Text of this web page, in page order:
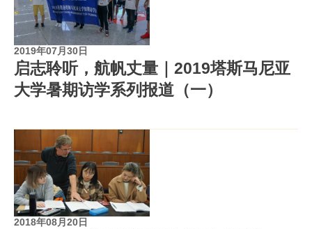
2019年07月30日
启志聆听，航帆丈量｜2019塔斯马尼亚
大学暑期访学系列报道（一）
2018年08月20日